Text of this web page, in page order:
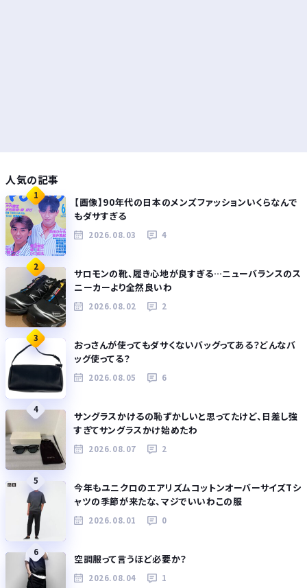
人気の記事
1
【画像】90年代の日本のメンズファッションいくらなんで
もダサすぎる
2026.08.03 4
2
サロモンの靴、履き心地が良すぎる…ニューバランスのス
ニーカーより全然良いわ
2026.08.02 2
3
おっさんが使ってもダサくないバッグってある？どんなバ
ッグ使ってる？
2026.08.05 6
4
サングラスかけるの恥ずかしいと思ってたけど、日差し強
すぎてサングラスかけ始めたわ
2026.08.07 2
5
今年もユニクロのエアリズムコットンオーバーサイズTシ
ャツの季節が来たな、マジでいいわこの服
2026.08.01 0
6
空調服って言うほど必要か？
2026.08.04 1